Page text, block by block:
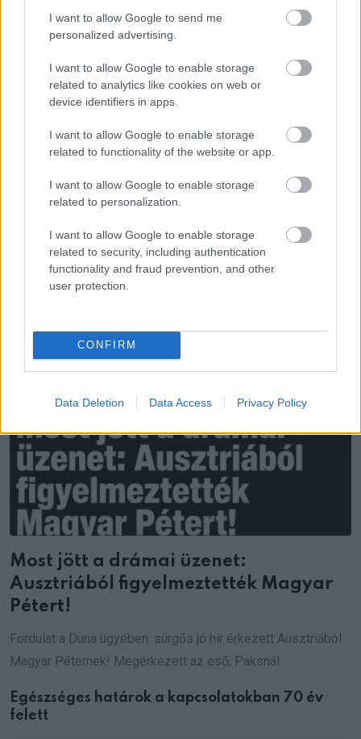
I want to allow Google to send me
personalized advertising.
I want to allow Google to enable storage
related to analytics like cookies on web or
device identifiers in apps.
I want to allow Google to enable storage
related to functionality of the website or app.
I want to allow Google to enable storage
related to personalization.
I want to allow Google to enable storage
related to security, including authentication
functionality and fraud prevention, and other
user protection.
CONFIRM
Data Deletion Data Access Privacy Policy
ÉLETMÓD,VICCEK
LEGÚJABB POSZTOK:
Most jött a drámai üzenet:
Ausztriából figyelmeztették Magyar
Pétert!
Fordulat a Duna ügyében: sürgős jó hír érkezett Ausztriából
Magyar Péternek! Megérkezett az eső, Paksnál
Egészséges határok a kapcsolatokban 70 év
felett